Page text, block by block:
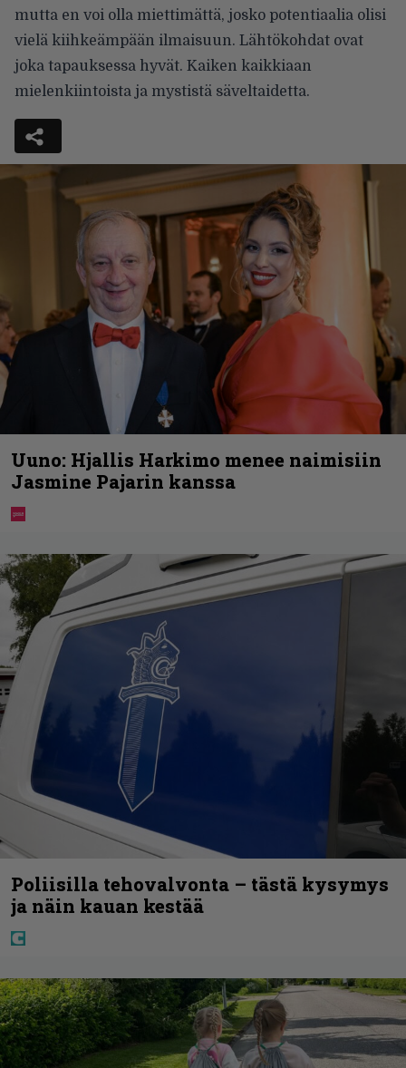
mutta en voi olla miettimättä, josko potentiaalia olisi
vielä kiihkeämpään ilmaisuun. Lähtökohdat ovat
joka tapauksessa hyvät. Kaiken kaikkiaan
mielenkiintoista ja mystistä säveltaidetta.
Uuno: Hjallis Harkimo menee naimisiin
Jasmine Pajarin kanssa
Poliisilla tehovalvonta – tästä kysymys
ja näin kauan kestää